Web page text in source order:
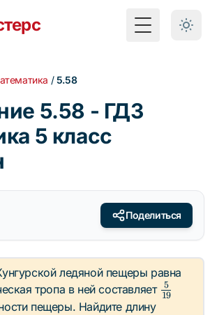
Toggle Menu
/5.58
5.58 - ГДЗ
5 класс
Поделиться
ледяной пещеры равна
тропа в ней составляет \frac{5}
19
5
пещеры. Найдите длину